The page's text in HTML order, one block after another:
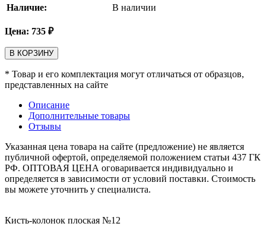
Наличие:
В наличии
Цена: 735 ₽
В КОРЗИНУ
* Товар и его комплектация могут отличаться от образцов,
представленных на сайте
Описание
Дополнительные товары
Отзывы
Указанная цена товара на сайте (предложение) не является
публичной офертой, определяемой положением статьи 437 ГК
РФ. ОПТОВАЯ ЦЕНА оговаривается индивидуально и
определяется в зависимости от условий поставки. Стоимость
вы можете уточнить у специалиста.
Кисть-колонок плоская №12